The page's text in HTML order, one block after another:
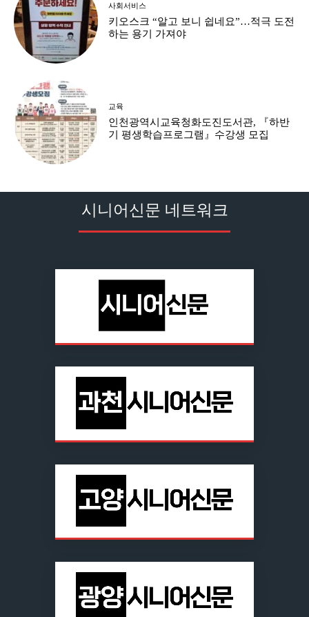
사회서비스
키오스크 “알고 보니 쉽네요”…적극 도전
하는 용기 가져야
교육
인천광역시교육청화도진도서관, 『하반
기 평생학습프로그램』수강생 모집
시니어신문 네트워크